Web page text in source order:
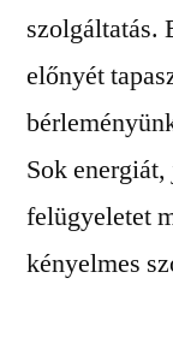
szolgáltatás.
előnyét
Sok
felügyeletet
kényelmes